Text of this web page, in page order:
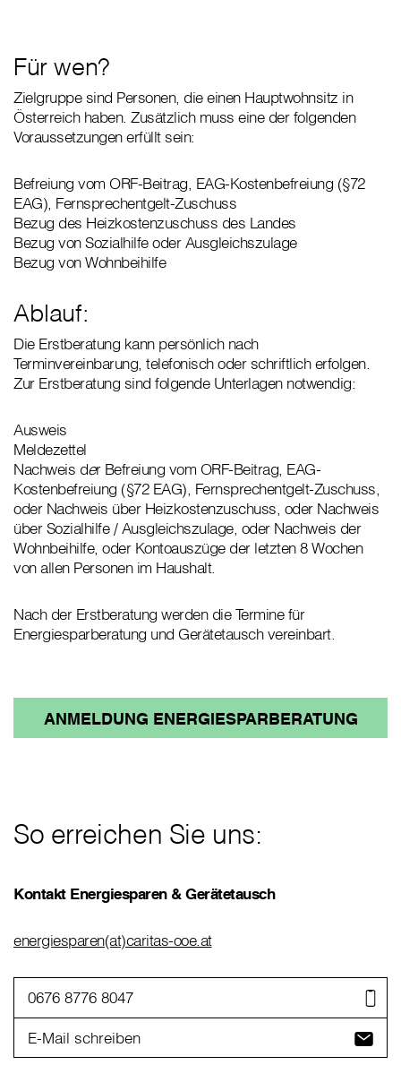
Für wen?
Zielgruppe sind Personen, die einen Hauptwohnsitz in
Österreich haben. Zusätzlich muss eine der folgenden
Voraussetzungen erfüllt sein:
Befreiung vom ORF-Beitrag, EAG-Kostenbefreiung (§72
EAG), Fernsprechentgelt-Zuschuss
Bezug des Heizkostenzuschuss des Landes
Bezug von Sozialhilfe oder Aus­gleichszulage
Bezug von Wohnbeihilfe
Ablauf:
Die Erstberatung kann persönlich nach
Terminvereinbarung, telefonisch oder schriftlich erfolgen.
Zur Erstberatung sind folgende Unterlagen notwendig:
Ausweis
Meldezettel
Nachweis der Befreiung vom ORF-Beitrag, EAG-
Kostenbefreiung (§72 EAG), Fernsprechentgelt-Zuschuss,
oder Nachweis über Heizkostenzuschuss, oder Nachweis
über Sozialhilfe / Ausgleichszulage, oder Nachweis der
Wohnbeihilfe, oder Kontoauszüge der letzten 8 Wochen
von allen Personen im Haushalt.
Nach der Erstberatung werden die Termine für
Energiesparberatung und Gerätetausch vereinbart.
ANMELDUNG ENERGIESPARBERATUNG
So erreichen Sie uns:
Kontakt Energiesparen & Gerätetausch
energiesparen(at)caritas-ooe.at
0676 8776 8047
E-Mail schreiben